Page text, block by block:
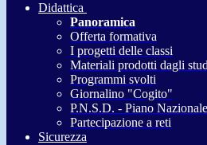
Didattica
Panoramica
Offerta formativa
I progetti delle classi
Materiali prodotti dagli
Programmi svolti
Giornalino "Cogito"
P.N.S.D. - Piano
Partecipazione a reti
Sicurezza